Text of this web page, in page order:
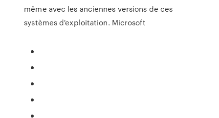
même avec les anciennes versions de ces
systèmes d'exploitation. Microsoft